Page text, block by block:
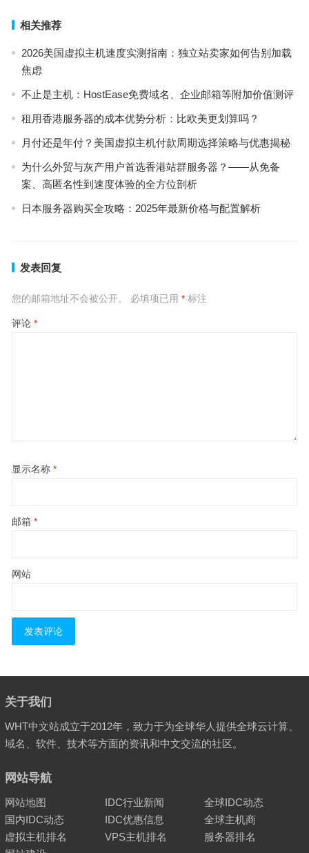
相关推荐
2026美国虚拟主机速度实测指南：独立站卖家如何告别加载
焦虑
不止是主机：HostEase免费域名、企业邮箱等附加价值测评
租用香港服务器的成本优势分析：比欧美更划算吗？
月付还是年付？美国虚拟主机付款周期选择策略与优惠揭秘
为什么外贸与灰产用户首选香港站群服务器？——从免备
案、高匿名性到速度体验的全方位剖析
日本服务器购买全攻略：2025年最新价格与配置解析
发表回复
您的邮箱地址不会被公开。 必填项已用 *标注
评论 *
显示名称 *
邮箱 *
网站
关于我们
WHT中文站成立于2012年，致力于为全球华人提供全球云计算、
域名、软件、技术等方面的资讯和中文交流的社区。
网站导航
网站地图 IDC行业新闻
全球IDC动态
国内IDC动态
IDC优惠信息
全球主机商
虚拟主机排名
VPS主机排名
服务器排名